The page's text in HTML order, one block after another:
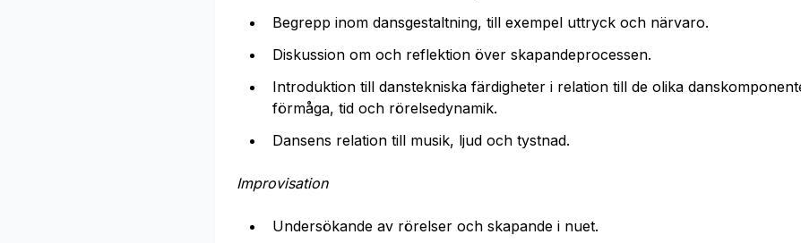
Begrepp inom dansgestaltning, till exempel uttryck och närvaro.
Diskussion om och reflektion över skapandeprocessen.
Introduktion till danstekniska färdigheter i relation till de olika
förmåga, tid och rörelsedynamik.
Dansens relation till musik, ljud och tystnad.
Improvisation
Undersökande av rörelser och skapande i nuet.